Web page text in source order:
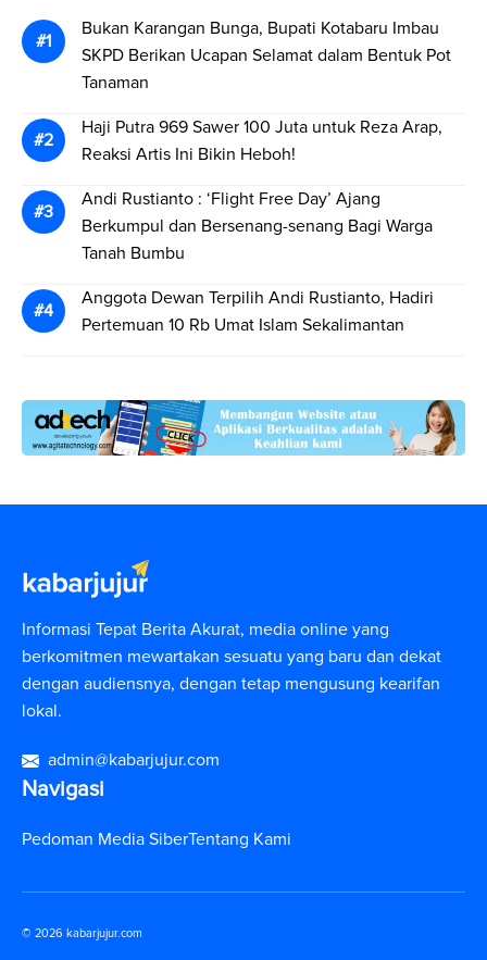
Bukan Karangan Bunga, Bupati Kotabaru Imbau
SKPD Berikan Ucapan Selamat dalam Bentuk Pot
Tanaman
Haji Putra 969 Sawer 100 Juta untuk Reza Arap,
Reaksi Artis Ini Bikin Heboh!
Andi Rustianto : ‘Flight Free Day’ Ajang
Berkumpul dan Bersenang-senang Bagi Warga
Tanah Bumbu
Anggota Dewan Terpilih Andi Rustianto, Hadiri
Pertemuan 10 Rb Umat Islam Sekalimantan
Informasi Tepat Berita Akurat, media online yang
berkomitmen mewartakan sesuatu yang baru dan dekat
dengan audiensnya, dengan tetap mengusung kearifan
lokal.
admin@kabarjujur.com
Navigasi
Pedoman Media SiberTentang Kami
© 2026 kabarjujur.com